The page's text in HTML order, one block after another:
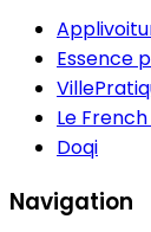
Essence
Le
Doqi
Navigation